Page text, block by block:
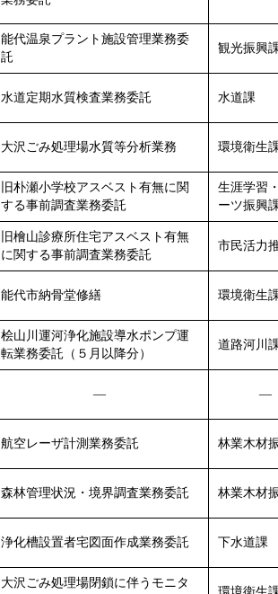
能代温泉プラント施設管理業務委
託
観光振興
水道定期水質検査業務委託 水道課
大沢ごみ処理場水質等分析業務 環境衛生
旧朴瀬小学校アスベスト有無に関
する事前調査業務委託
生涯学習
ーツ振興
旧檜山診療所住宅アスベスト有無
に関する事前調査業務委託
市民活力
能代市納骨堂修繕 環境衛生
桧山川運河浄化施設導水ポンプ運
転業務委託（５月以降分）
道路河川
― ―
航空レーザ計測業務委託 林業木材
森林管理状況・境界調査業務委託 林業木材
浄化槽設置者宅図面作成業務委託 下水道課
大沢ごみ処理場閉鎖に伴うモニタ